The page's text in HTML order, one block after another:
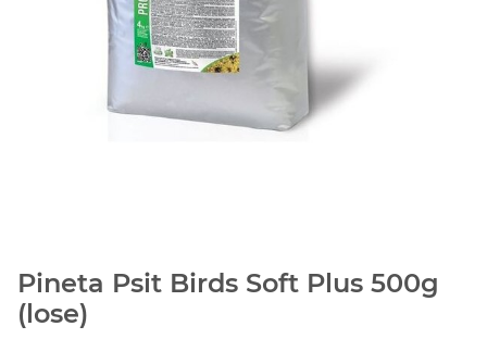
Pineta Psit Birds Soft Plus 500g
(lose)